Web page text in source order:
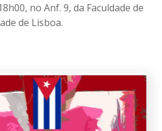
no Anf. 9, da Faculdade de
de Lisboa.